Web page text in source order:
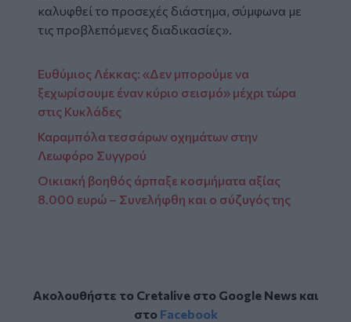
καλυφθεί το προσεχές διάστημα, σύμφωνα με
τις προβλεπόμενες διαδικασίες».
Ευθύμιος Λέκκας: «Δεν μπορούμε να
ξεχωρίσουμε έναν κύριο σεισμό» μέχρι τώρα
στις Κυκλάδες
Καραμπόλα τεσσάρων οχημάτων στην
Λεωφόρο Συγγρού
Οικιακή βοηθός άρπαξε κοσμήματα αξίας
8.000 ευρώ – Συνελήφθη και ο σύζυγός της
Ακολουθήστε το Cretalive στο Google Newsκαι
στο Facebook